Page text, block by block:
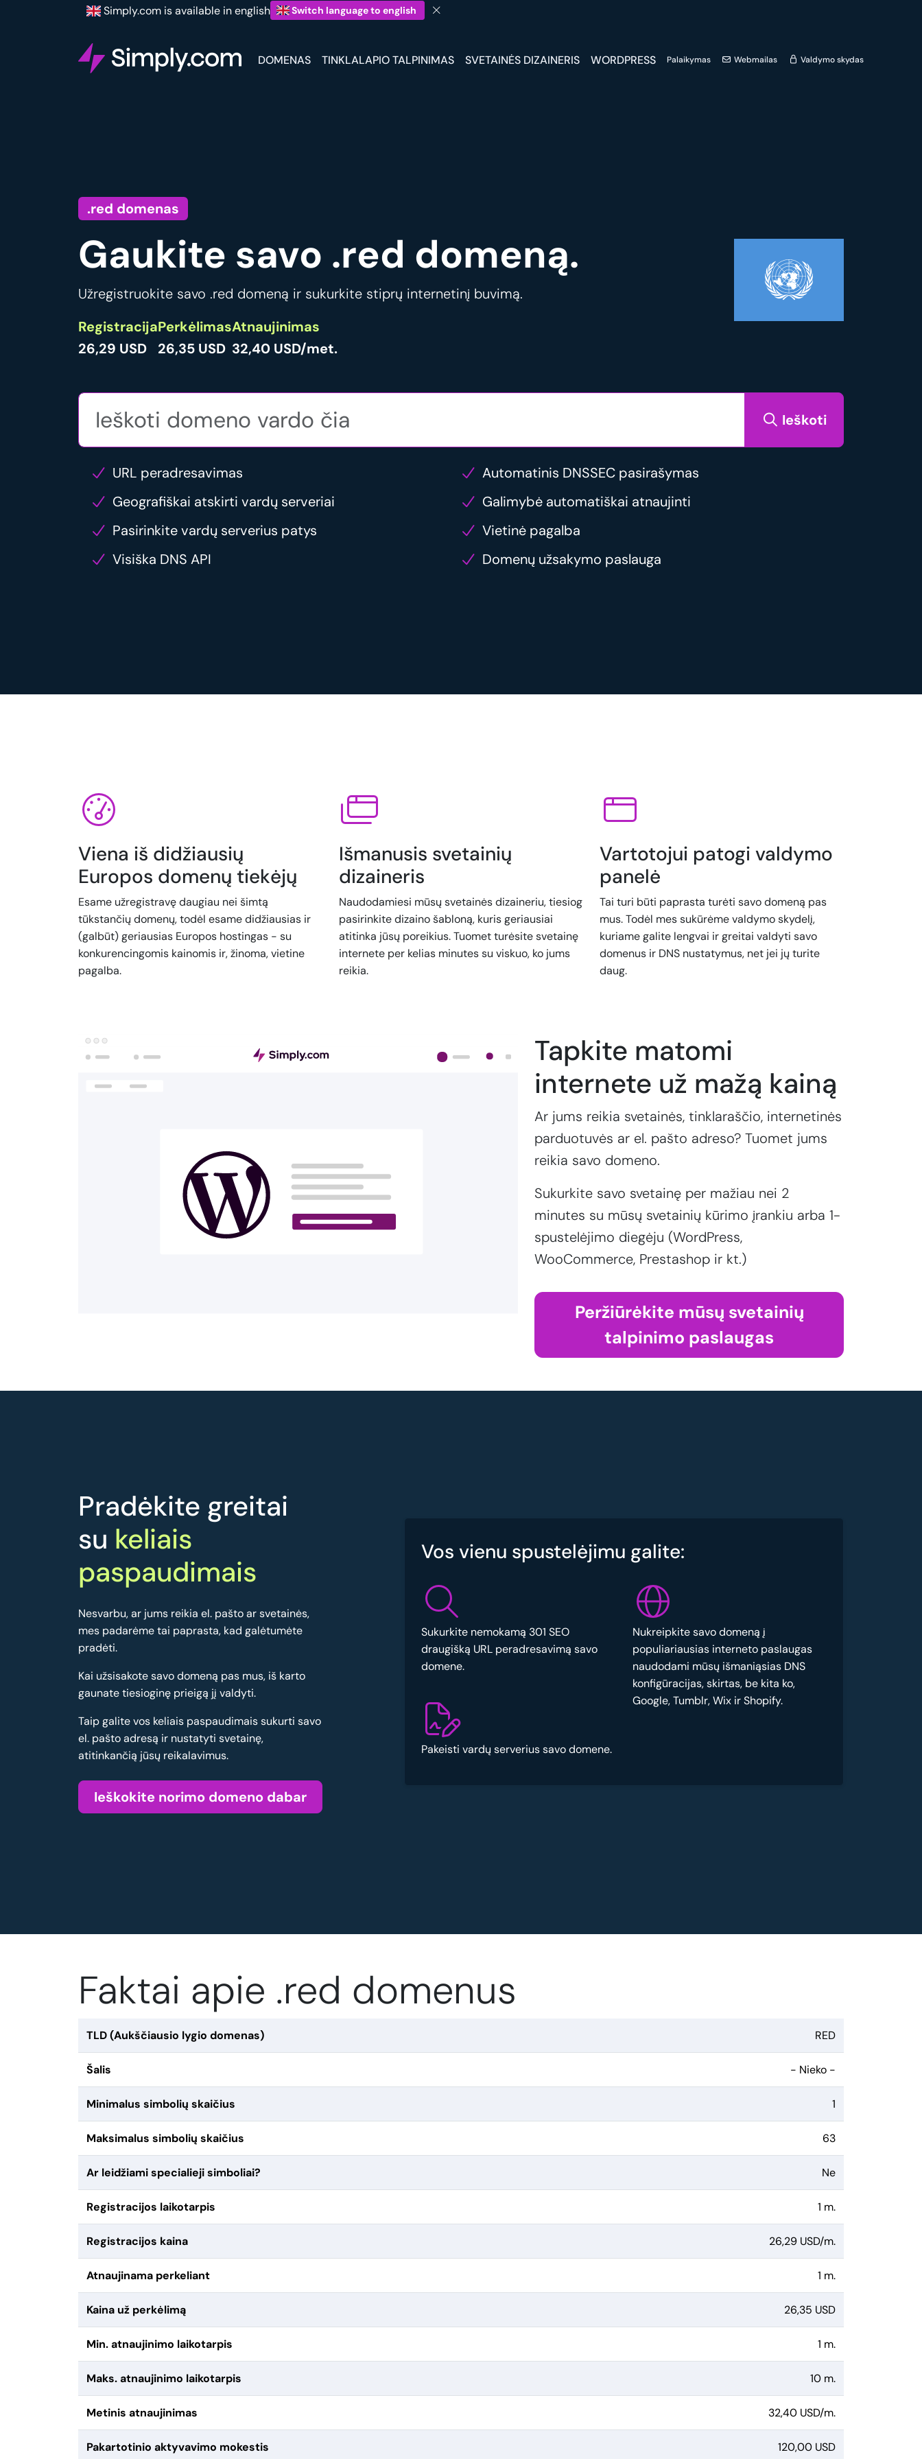
Simply.com is available in english Switch language to english
DOMENAS TINKLALAPIO TALPINIMAS SVETAINĖS DIZAINERIS WORDPRESS Palaikymas Webmailas Valdymo skydas
.red domenas
Gaukite savo .red domeną.
Užregistruokite savo .red domeną ir sukurkite stiprų internetinį buvimą.
Registracija
26,29 USD
Perkėlimas
26,35 USD
Atnaujinimas
32,40 USD/met.
Ieškoti
URL peradresavimas
Automatinis DNSSEC pasirašymas
Geografiškai atskirti vardų serveriai
Galimybė automatiškai atnaujinti
Pasirinkite vardų serverius patys
Vietinė pagalba
Visiška DNS API
Domenų užsakymo paslauga
Viena iš didžiausių
Europos domenų tiekėjų
Esame užregistravę daugiau nei šimtą
tūkstančių domenų, todėl esame didžiausias ir
(galbūt) geriausias Europos hostingas - su
konkurencingomis kainomis ir, žinoma, vietine
pagalba.
Išmanusis svetainių
dizaineris
Naudodamiesi mūsų svetainės dizaineriu, tiesiog
pasirinkite dizaino šabloną, kuris geriausiai
atitinka jūsų poreikius. Tuomet turėsite svetainę
internete per kelias minutes su viskuo, ko jums
reikia.
Vartotojui patogi valdymo
panelė
Tai turi būti paprasta turėti savo domeną pas
mus. Todėl mes sukūrėme valdymo skydelį,
kuriame galite lengvai ir greitai valdyti savo
domenus ir DNS nustatymus, net jei jų turite
daug.
Tapkite matomi
internete už mažą kainą
Ar jums reikia svetainės, tinklaraščio, internetinės
parduotuvės ar el. pašto adreso? Tuomet jums
reikia savo domeno.
Sukurkite savo svetainę per mažiau nei 2
minutes su mūsų svetainių kūrimo įrankiu arba 1-
spustelėjimo diegėju (WordPress,
WooCommerce, Prestashop ir kt.)
Peržiūrėkite mūsų svetainių
talpinimo paslaugas
Pradėkite greitai
su keliais
paspaudimais
Nesvarbu, ar jums reikia el. pašto ar svetainės,
mes padarėme tai paprasta, kad galėtumėte
pradėti.
Kai užsisakote savo domeną pas mus, iš karto
gaunate tiesioginę prieigą jį valdyti.
Taip galite vos keliais paspaudimais sukurti savo
el. pašto adresą ir nustatyti svetainę,
atitinkančią jūsų reikalavimus.
Ieškokite norimo domeno dabar
Vos vienu spustelėjimu galite:
Sukurkite nemokamą 301 SEO
draugišką URL peradresavimą savo
domene.
Pakeisti vardų serverius savo domene.
Nukreipkite savo domeną į
populiariausias interneto paslaugas
naudodami mūsų išmaniąsias DNS
konfigūracijas, skirtas, be kita ko,
Google, Tumblr, Wix ir Shopify.
Faktai apie .red domenus
TLD (Aukščiausio lygio domenas) RED
Šalis - Nieko -
Minimalus simbolių skaičius 1
Maksimalus simbolių skaičius 63
Ar leidžiami specialieji simboliai? Ne
Registracijos laikotarpis 1 m.
Registracijos kaina 26,29 USD/m.
Atnaujinama perkeliant 1 m.
Kaina už perkėlimą 26,35 USD
Min. atnaujinimo laikotarpis 1 m.
Maks. atnaujinimo laikotarpis 10 m.
Metinis atnaujinimas 32,40 USD/m.
Pakartotinio aktyvavimo mokestis 120,00 USD